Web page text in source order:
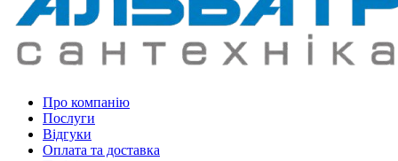
Про компанію
Послуги
Відгуки
Оплата та доставка